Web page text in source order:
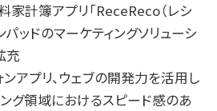
家計簿アプリ「ReceReco（レシ
パッドのマーケティングソリューシ
充
アプリ、ウェブの開発力を活用し
グ領域におけるスピード感のあ